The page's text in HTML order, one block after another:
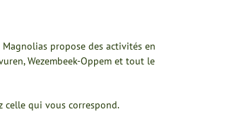
propose des activités en
Wezembeek-Oppem et tout le
celle qui vous correspond.